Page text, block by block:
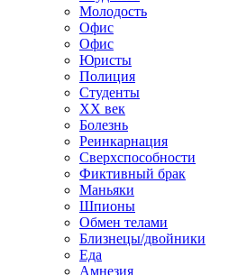
Молодость
Офис
Офис
Юристы
Полиция
Студенты
ХХ век
Болезнь
Реинкарнация
Сверхспособности
Фиктивный брак
Маньяки
Шпионы
Обмен телами
Близнецы/двойники
Еда
Амнезия